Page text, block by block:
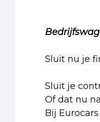
Sluit nu je
Sluit je
Of dat nu
Bij